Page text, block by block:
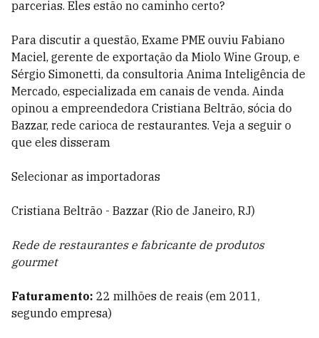
parcerias. Eles estão no caminho certo?
Para discutir a questão, Exame PME ouviu Fabiano
Maciel, gerente de exportação da Miolo Wine Group, e
Sérgio Simonetti, da consultoria Anima Inteligência de
Mercado, especializada em canais de venda. Ainda
opinou a empreendedora Cristiana Beltrão, sócia do
Bazzar, rede carioca de restaurantes. Veja a seguir o
que eles disseram
Selecionar as importadoras
Cristiana Beltrão - Bazzar (Rio de Janeiro, RJ)
Rede de restaurantes e fabricante de produtos
gourmet
Faturamento: 22 milhões de reais (em 2011,
segundo empresa)